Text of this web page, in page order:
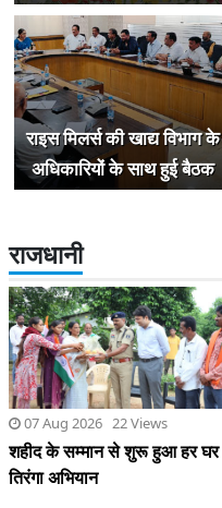
क्षेत्र में नई पहचान
राइस मिलर्स की खाद्य विभाग के
अधिकारियों के साथ हुई बैठक
राजधानी
07 Aug 2026 22 Views
शहीद के सम्मान से शुरू हुआ हर घर
तिरंगा अभियान